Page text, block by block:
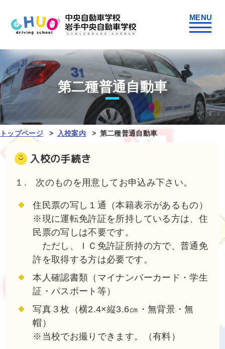
第二種普通自動車
トップページ 入校案内 第二種普通自動車
入校の手続き
１. 次のものを用意してお申込み下さい。
住民票の写し１通（本籍表示があるもの）
※現に運転免許証を所持している方は、住
民票の写しは不要です。
ただし、ＩＣ免許証所持の方で、普通免
許を取得する方は必要です。
本人確認書類（マイナンバーカード・学生
証・パスポート等）
写真３枚（横2.4×縦3.6㎝・無背景・無
帽）
※当校でお撮りできます。（有料）